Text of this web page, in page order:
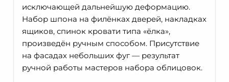
исключающей дальнейшую деформацию.
Набор шпона на филёнках дверей, накладках
ящиков, спинок кровати типа «ёлка»,
произведён ручным способом. Присутствие
на фасадах небольших фуг — результат
ручной работы мастеров набора облицовок.